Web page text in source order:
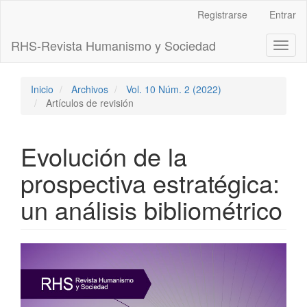
principal
Barra
Registrarse Entrar
RHS-Revista Humanismo y Sociedad
Inicio Archivos
Vol. 10 Núm. 2 (2022)
Artículos de revisión
Evolución de la
prospectiva estratégica:
un análisis bibliométrico
lateral
del